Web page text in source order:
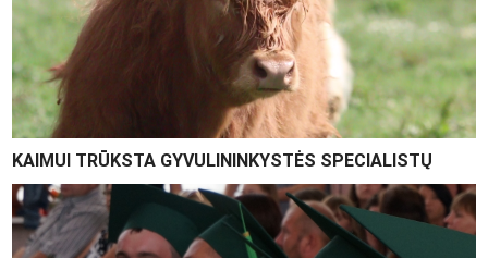
KAIMUI TRŪKSTA GYVULININKYSTĖS SPECIALISTŲ